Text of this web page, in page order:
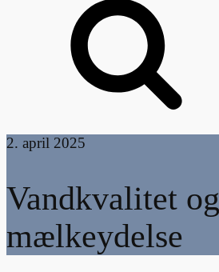
2. april 2025
Vandkvalitet og
mælkeydelse